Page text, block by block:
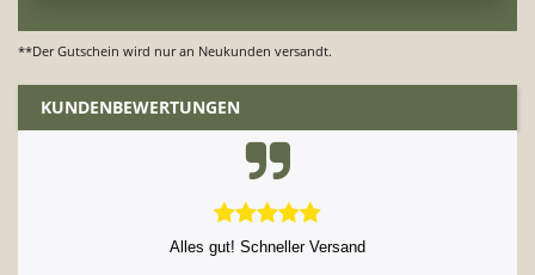
**Der Gutschein wird nur an Neukunden versandt.
KUNDENBEWERTUNGEN
Alles gut! Schneller Versand